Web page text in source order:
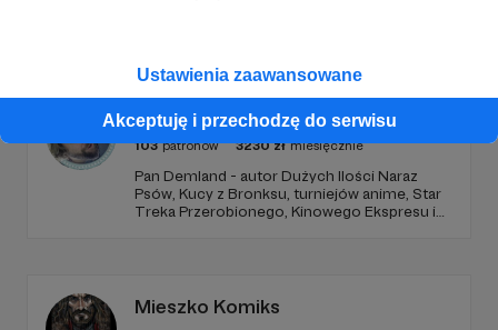
Ustawienia zaawansowane
Akceptuję i przechodzę do serwisu
Dem
103 patronów 3230 zł miesięcznie
Pan Demland - autor Dużych Ilości Naraz
Psów, Kucy z Bronksu, turniejów anime, Star
Treka Przerobionego, Kinowego Ekspresu i
Mieszko Komiks